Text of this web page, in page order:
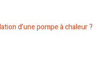
d’une pompe à chaleur ?